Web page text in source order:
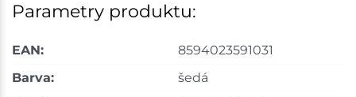
Parametry produktu:
EAN:
8594023591031
Barva:
šedá